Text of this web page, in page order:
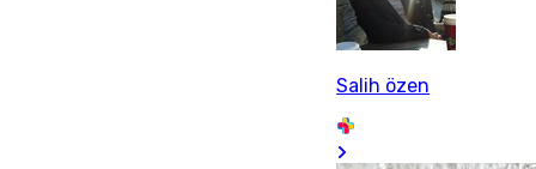
Salih özen